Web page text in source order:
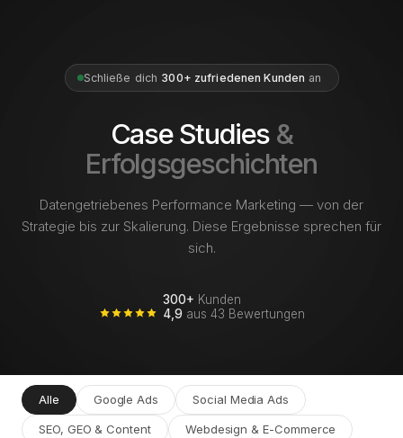
Schließe dich 300+ zufriedenen Kunden an
Case Studies &
Erfolgsgeschichten
Datengetriebenes Performance Marketing — von der
Strategie bis zur Skalierung. Diese Ergebnisse sprechen für
sich.
300+ Kunden
4,9aus 43 Bewertungen
Alle Google Ads Social Media Ads
SEO, GEO & Content Webdesign & E-Commerce